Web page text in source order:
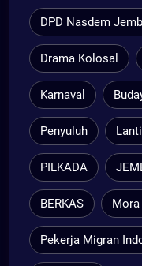
DPD Nasdem
Drama Kolosal
Karnaval
Penyuluh
PILKADA
BERKAS
Pekerja Migran